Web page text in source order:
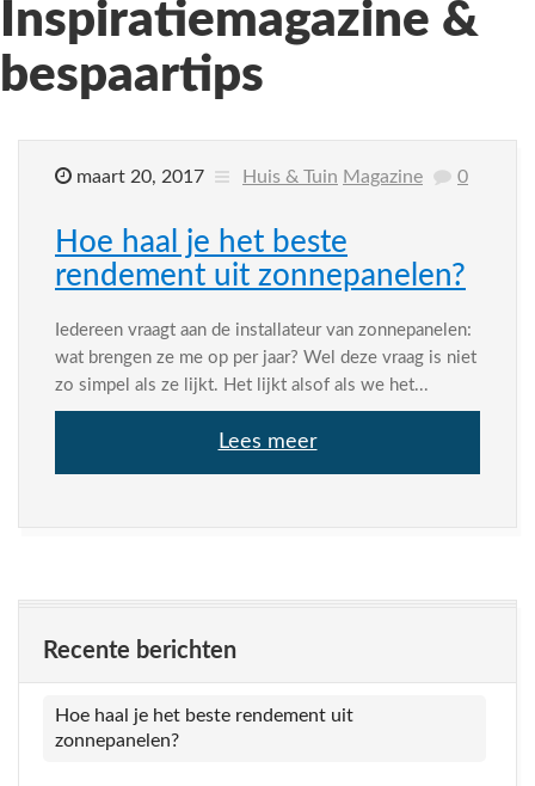
Inspiratiemagazine &
bespaartips
maart 20, 2017 Huis & Tuin Magazine 0
Hoe haal je het beste
rendement uit zonnepanelen?
Iedereen vraagt aan de installateur van zonnepanelen:
wat brengen ze me op per jaar? Wel deze vraag is niet
zo simpel als ze lijkt. Het lijkt alsof als we het...
Lees meer
Recente berichten
Hoe haal je het beste rendement uit
zonnepanelen?